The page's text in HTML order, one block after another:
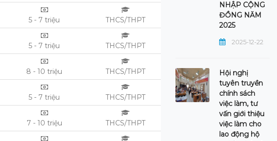
5 - 7 triệu THCS/THPT
5 - 7 triệu THCS/THPT
8 - 10 triệu THCS/THPT
5 - 7 triệu THCS/THPT
7 - 10 triệu THCS/THPT
NHẬP CỘNG
ĐỒNG NĂM
2025
2025-12-22
Hội nghị
tuyên truyền
chính sách
việc làm, tư
vấn giới thiệu
việc làm cho
lao động hộ